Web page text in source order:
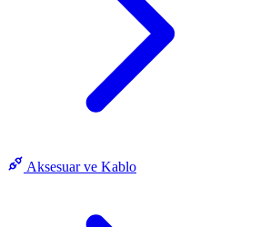
Aksesuar ve Kablo